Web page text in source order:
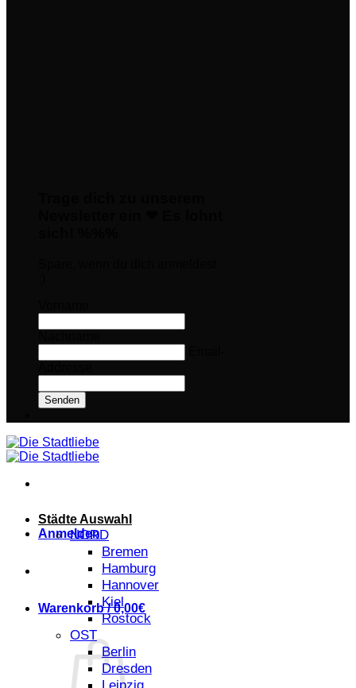
Senden
Anmelden
Warenkorb /0,00€
Städte Auswahl
NORD
Bremen
Hamburg
Hannover
Kiel
Rostock
OST
Berlin
Dresden
Leipzig